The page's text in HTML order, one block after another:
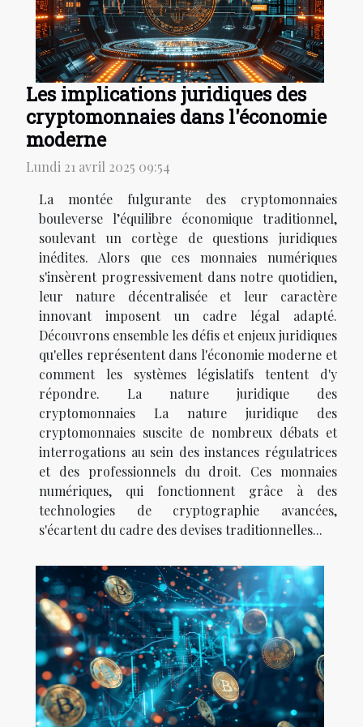
Les implications juridiques des
cryptomonnaies dans l'économie
moderne
Lundi 21 avril 2025 09:54
La montée fulgurante des cryptomonnaies
bouleverse l’équilibre économique traditionnel,
soulevant un cortège de questions juridiques
inédites. Alors que ces monnaies numériques
s'insèrent progressivement dans notre quotidien,
leur nature décentralisée et leur caractère
innovant imposent un cadre légal adapté.
Découvrons ensemble les défis et enjeux juridiques
qu'elles représentent dans l'économie moderne et
comment les systèmes législatifs tentent d'y
répondre. La nature juridique des
cryptomonnaies La nature juridique des
cryptomonnaies suscite de nombreux débats et
interrogations au sein des instances régulatrices
et des professionnels du droit. Ces monnaies
numériques, qui fonctionnent grâce à des
technologies de cryptographie avancées,
s'écartent du cadre des devises traditionnelles...